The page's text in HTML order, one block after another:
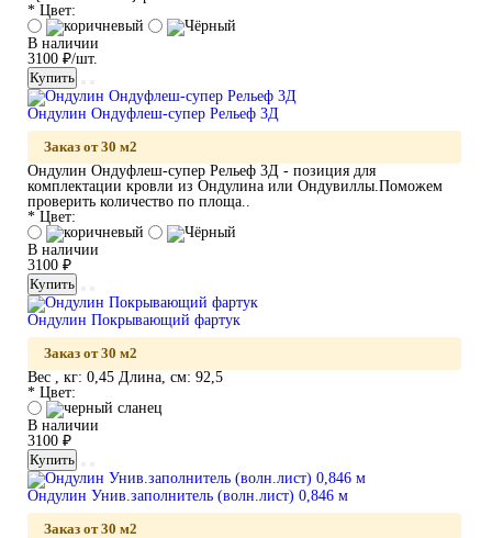
* Цвет:
В наличии
3100 ₽/шт.
Купить
Ондулин Ондуфлеш-супер Рельеф 3Д
Заказ от 30 м2
Ондулин Ондуфлеш-супер Рельеф 3Д - позиция для
комплектации кровли из Ондулина или Ондувиллы.Поможем
проверить количество по площа..
* Цвет:
В наличии
3100 ₽
Купить
Ондулин Покрывающий фартук
Заказ от 30 м2
Вес , кг: 0,45 Длина, см: 92,5
* Цвет:
В наличии
3100 ₽
Купить
Ондулин Унив.заполнитель (волн.лист) 0,846 м
Заказ от 30 м2